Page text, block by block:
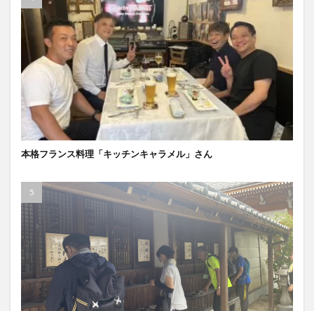
本格フランス料理「キッチンキャラメル」さん